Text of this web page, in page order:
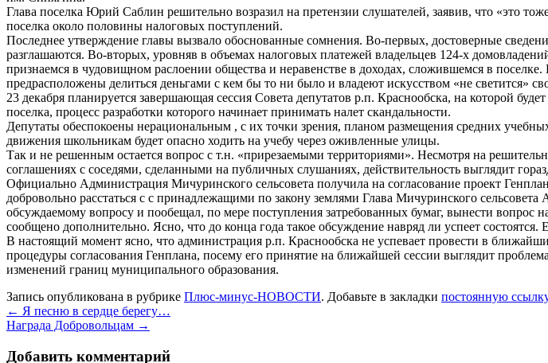
Глава поселка Юрий Саблин решительно возразил на претензии слушателей, заявив, что «это
поселка около половины налоговых поступлений.
Последнее утверждение главы вызвало обоснованные сомнения. Во-первых, достоверные
разглашаются. Во-вторых, уровняв в объемах налоговых платежей владельцев 124-х
признаемся в чудовищном раслоении общества и неравенстве в доходах, сложившемся в
предрасположены делиться деньгами с кем бы то ни было и владеют искусством «не светится»
23 декабря планируется завершающая сессия Совета депутатов р.п. Краснообска, на которой
поселка, процесс разработки которого начинает принимать налет скандальности.
Депутаты обеспокоены нерациональным , с их точки зрения, планом размещения средних
движения школьникам будет опасно ходить на учебу через оживленные улицы.
Так и не решенным остается вопрос с т.н. «прирезаемыми территориями». Несмотря на
соглашениях с соседями, сделанными на публичных слушаниях, действительность выглядит
Официально Администрация Мичуринского сельсовета получила на согласование проект
добровольно расстаться с с принадлежащими по закону землями Глава Мичуринского
обсуждаемому вопросу и пообещал, по мере поступления затребованных бумаг, вынести вопрос
сообщено дополнительно. Ясно, что до конца года такое обсуждение навряд ли успеет состоятся.
В настоящий момент ясно, что администрация р.п. Краснообска не успевает провести в
процедуры согласования Генплана, посему его принятие на ближайшей сессии выглядит
изменений границ муниципального образования.
Запись опубликована в рубрике Плюс-минус-НОВОСТИ. Добавьте в закладки постоянную ссылку
← Я песню в сердце берегу…
Награда Добровольцам →
Добавить комментарий